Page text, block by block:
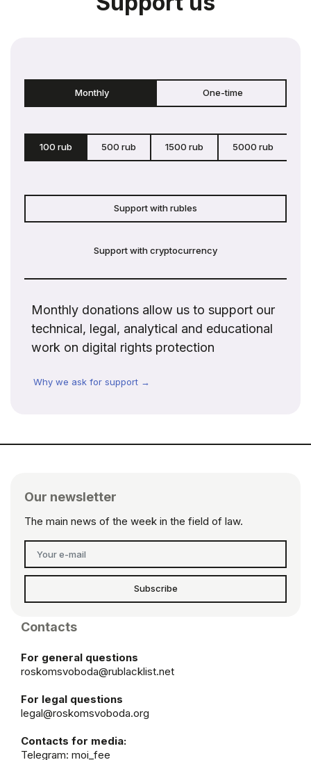
Monthly One-time
100 rub 500 rub 1500 rub 5000 rub
Support with rubles
Support with cryptocurrency
Monthly donations allow us to support our
technical, legal, analytical and educational
work on digital rights protection
Why we ask for support →
Our newsletter
The main news of the week in the field of law.
Subscribe
Contacts
For general questions
roskomsvoboda@rublacklist.net
For legal questions
legal@roskomsvoboda.org
Contacts for media:
Telegram: moi_fee